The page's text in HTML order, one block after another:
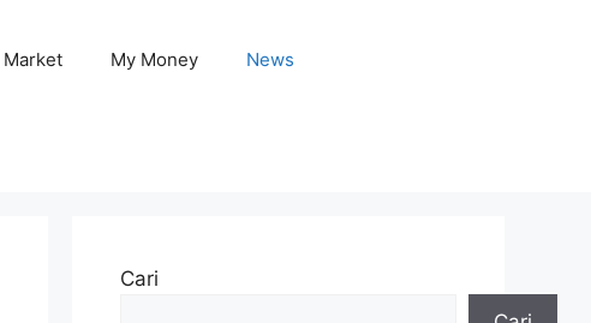
Market My Money News
Cari